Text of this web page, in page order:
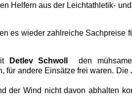
Helfern aus der Leichtathletik-
es wieder zahlreiche Sachpreise
Detlev Schwoll
den
für andere Einsätze frei waren.
der Wind nicht davon abhalten